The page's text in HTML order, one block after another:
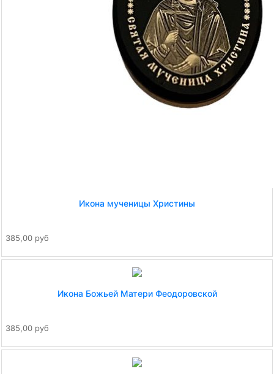
Икона мученицы Христины
385,00 руб
Икона Божьей Матери Феодоровской
385,00 руб